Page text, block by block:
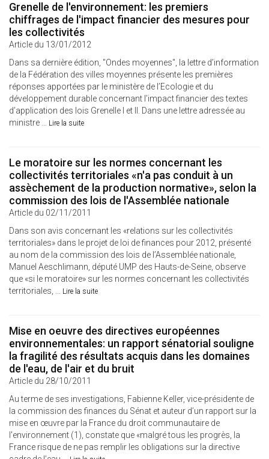
Grenelle de l'environnement: les premiers
chiffrages de l'impact financier des mesures pour
les collectivités
Article du 13/01/2012
Dans sa dernière édition, "Ondes moyennes", la lettre d’information
de la Fédération des villes moyennes présente les premières
réponses apportées par le ministère de l’Ecologie et du
développement durable concernant l’impact financier des textes
d’application des lois Grenelle I et II. Dans une lettre adressée au
ministre ... Lire la suite
Le moratoire sur les normes concernant les
collectivités territoriales «n'a pas conduit à un
assèchement de la production normative», selon la
commission des lois de l'Assemblée nationale
Article du 02/11/2011
Dans son avis concernant les «relations sur les collectivités
territoriales» dans le projet de loi de finances pour 2012, présenté
au nom de la commission des lois de l’Assemblée nationale,
Manuel Aeschlimann, député UMP des Hauts-de-Seine, observe
que «si le moratoire» sur les normes concernant les collectivités
territoriales, ... Lire la suite
Mise en oeuvre des directives européennes
environnementales: un rapport sénatorial souligne
la fragilité des résultats acquis dans les domaines
de l'eau, de l'air et du bruit
Article du 28/10/2011
Au terme de ses investigations, Fabienne Keller, vice-présidente de
la commission des finances du Sénat et auteur d’un rapport sur la
mise en œuvre par la France du droit communautaire de
l'environnement (1), constate que «malgré tous les progrès, la
France risque de ne pas remplir les obligations sur la directive